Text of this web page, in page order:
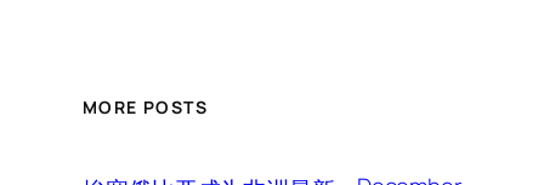
MORE POSTS